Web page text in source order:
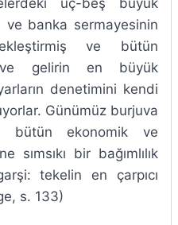
ve banka sermayesinin
ve bütün
ve gelirin en büyük
denetimini kendi
Günümüz burjuva
bütün ekonomik ve
sımsıkı bir bağımlılık
tekelin en çarpıcı
s. 133)